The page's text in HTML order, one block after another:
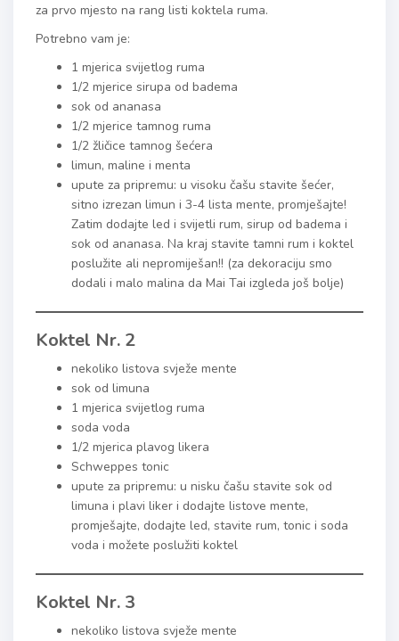
za prvo mjesto na rang listi koktela ruma.
Potrebno vam je:
1 mjerica svijetlog ruma
1/2 mjerice sirupa od badema
sok od ananasa
1/2 mjerice tamnog ruma
1/2 žličice tamnog šećera
limun, maline i menta
upute za pripremu: u visoku čašu stavite šećer,
sitno izrezan limun i 3-4 lista mente, promješajte!
Zatim dodajte led i svijetli rum, sirup od badema i
sok od ananasa. Na kraj stavite tamni rum i koktel
poslužite ali nepromiješan!! (za dekoraciju smo
dodali i malo malina da Mai Tai izgleda još bolje)
Koktel Nr. 2
nekoliko listova svježe mente
sok od limuna
1 mjerica svijetlog ruma
soda voda
1/2 mjerica plavog likera
Schweppes tonic
upute za pripremu: u nisku čašu stavite sok od
limuna i plavi liker i dodajte listove mente,
promješajte, dodajte led, stavite rum, tonic i soda
voda i možete poslužiti koktel
Koktel Nr. 3
nekoliko listova svježe mente